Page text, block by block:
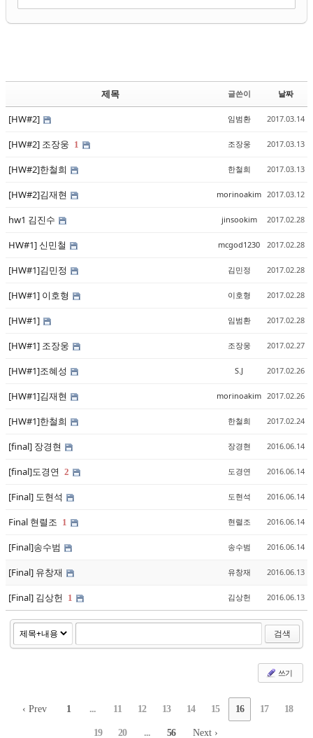
제목 글쓴이 날짜
[HW#2] 임범환 2017.03.14
[HW#2] 조장웅 1 조장웅 2017.03.13
[HW#2]한철희 한철희 2017.03.13
[HW#2]김재현 morinoakim 2017.03.12
hw1 김진수 jinsookim 2017.02.28
HW#1] 신민철 mcgod1230 2017.02.28
[HW#1]김민정 김민정 2017.02.28
[HW#1] 이호형 이호형 2017.02.28
[HW#1] 임범환 2017.02.28
[HW#1] 조장웅 조장웅 2017.02.27
[HW#1]조혜성 S.J 2017.02.26
[HW#1]김재현 morinoakim 2017.02.26
[HW#1]한철희 한철희 2017.02.24
[final] 장경현 장경현 2016.06.14
[final]도경연 2 도경연 2016.06.14
[Final] 도현석 도현석 2016.06.14
Final 현렬조 1 현렬조 2016.06.14
[Final]송수범 송수범 2016.06.14
[Final] 유창재 유창재 2016.06.13
[Final] 김상헌 1 김상헌 2016.06.13
검색
쓰기
‹ Prev 1 ... 11 12 13 14 15 16 17 18
19 20 ... 56 Next ›